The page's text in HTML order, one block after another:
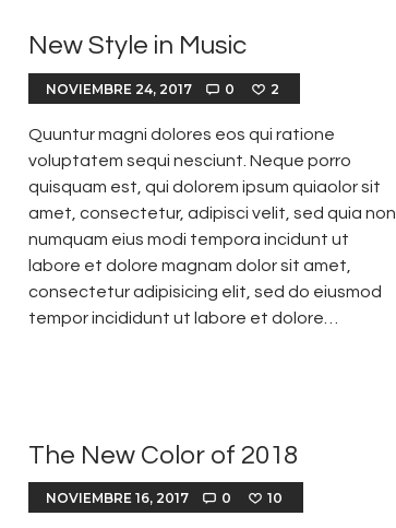
New Style in Music
NOVIEMBRE 24, 2017 0 2
Quuntur magni dolores eos qui ratione
voluptatem sequi nesciunt. Neque porro
quisquam est, qui dolorem ipsum quiaolor sit
amet, consectetur, adipisci velit, sed quia non
numquam eius modi tempora incidunt ut
labore et dolore magnam dolor sit amet,
consectetur adipisicing elit, sed do eiusmod
tempor incididunt ut labore et dolore…
The New Color of 2018
NOVIEMBRE 16, 2017 0 10